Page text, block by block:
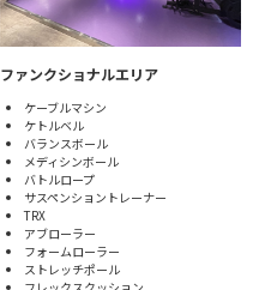
ファンクショナルエリア
ケーブルマシン
ケトルベル
バランスボール
メディシンボール
バトルロープ
サスペンショントレーナー
TRX
アブローラー
フォームローラー
ストレッチポール